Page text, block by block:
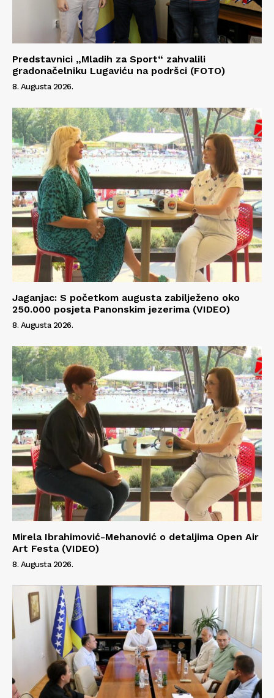
O nama
Kontakt
Predstavnici „Mladih za Sport“ zahvalili
gradonačelniku Lugaviću na podršci (FOTO)
8. Augusta 2026.
Jaganjac: S početkom augusta zabilježeno oko
250.000 posjeta Panonskim jezerima (VIDEO)
8. Augusta 2026.
Mirela Ibrahimović-Mehanović o detaljima Open Air
Art Festa (VIDEO)
8. Augusta 2026.